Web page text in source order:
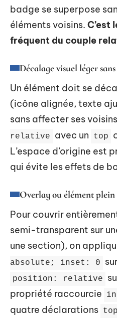
badge se superpose
éléments voisins. C’est
fréquent du couple
Décalage visuel léger
Un élément doit se
(icône alignée, texte
sans affecter ses
relative
avec un top
L’espace d’origine est
qui évite les effets de
Overlay ou élément
Pour couvrir
semi-transparent sur
une section), on
absolute; inset: 0
position: relative
propriété raccourcie
quatre déclarations